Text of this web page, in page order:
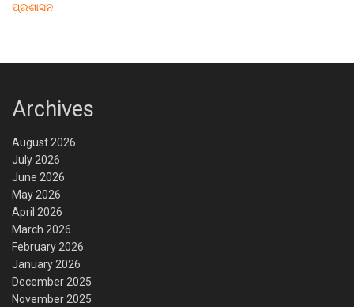
ପ୍ରଶାସନ
Archives
August 2026
July 2026
June 2026
May 2026
April 2026
March 2026
February 2026
January 2026
December 2025
November 2025